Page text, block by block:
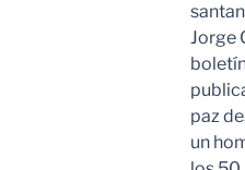
Jorge
paz
un